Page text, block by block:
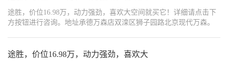
途胜，价位16.98万，动力强劲，喜欢大空间就买它！详细请点击下
方按钮进行咨询。地址承德万森店双滦区狮子园路北京现代万森。
途胜，价位16.98万，动力强劲，喜欢大